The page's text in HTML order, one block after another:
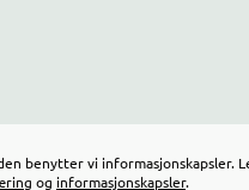
benytter vi informasjonskapsler.
og informasjonskapsler.